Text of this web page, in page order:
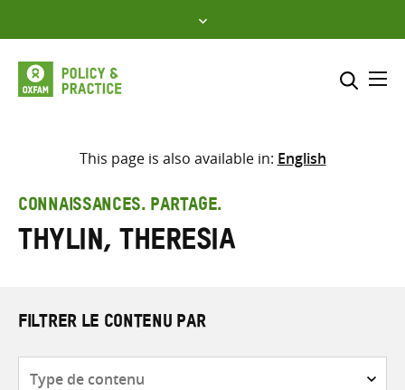
to
content
Sélectionner l’emplacement
Saisir
les
termes
This page is also available in: English
CONNAISSANCES. PARTAGE.
Thylin, Theresia
FILTRER LE CONTENU PAR